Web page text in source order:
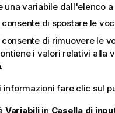
una variabile dall'elenco a
consente di spostare le
consente di rimuovere le
i valori relativi alla
informazioni fare clic sul
Variabiliin Casella di